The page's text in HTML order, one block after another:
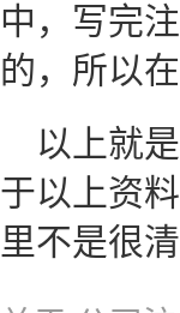
中，写完
的，所以
以上就
于以上资
里不是很